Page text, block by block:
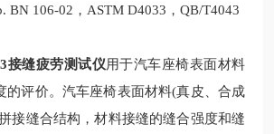
BN 106-02，ASTM D4033，QB/T4043
接缝疲劳测试仪用于汽车座椅表面材料
的评价。汽车座椅表面材料(真皮、合成
接缝合结构，材料接缝的缝合强度和缝